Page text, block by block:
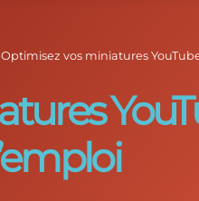
Optimisez vos miniatures